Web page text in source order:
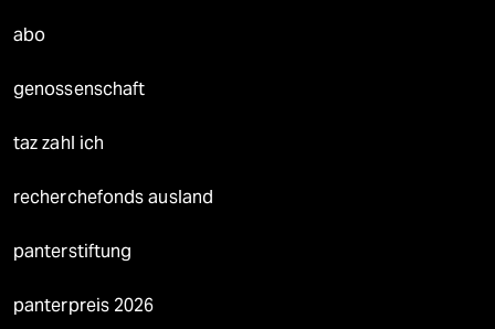
abo
genossenschaft
taz zahl ich
recherchefonds ausland
panterstiftung
panterpreis 2026